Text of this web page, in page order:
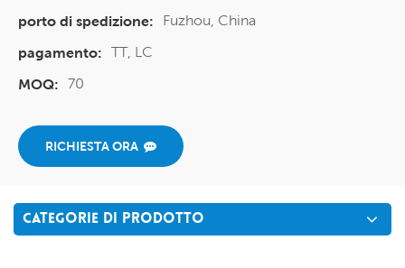
porto di spedizione:
Fuzhou, China
pagamento: TT, LC
MOQ: 70
RICHIESTA ORA
CATEGORIE DI PRODOTTO